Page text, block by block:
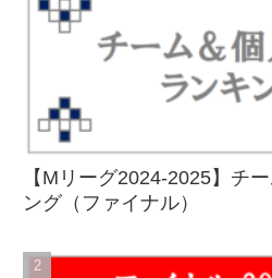
【Mリーグ2024-2025】チ
ング（ファイナル）